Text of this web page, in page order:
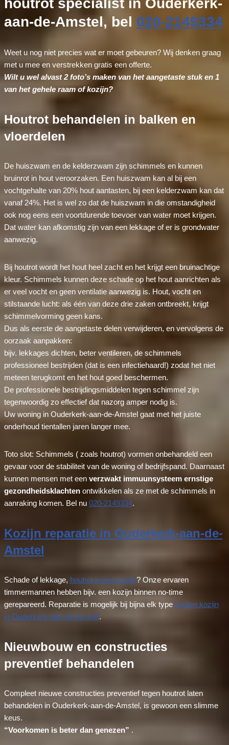
houtrot specialist in Ouderkerk-
aan-de-Amstel, bel 020-2149334
Weet u nog niet precies wat er moet gebeuren? Wij denken graag
met u mee en verstrekken gratis een offerte.
Wilt u wel alvast 2 foto’s maken van het aangetaste stuk en 1
van het gehele raam of kozijn?
Houtrot behandelen in balken en
vloerdelen
De huiszwam en de kelderzwam zijn schimmels en kunnen
bruinrot in hout veroorzaken. Een huiszwam kan al bij een
vochtgehalte van 20% hout aantasten, bij een kelderzwam kan dat
vanaf 24%. Het is wel zo dat de huiszwam in die omstandigheid
ook nog eens een voortdurende toevoer van water moet krijgen.
Dat water kan afkomstig zijn van een lekkage of er is grondwater
aanwezig.
Bij houtrot wordt het hout heel zacht en het krijgt een bruinachtige
kleur. Schimmels kunnen deze schade op het hout aanrichten als
er veel vocht en geen ventilatie aanwezig is. Hout, vocht en
stilstaande lucht: als één van deze drie zaken ontbreekt, krijgt
schimmelvorming geen kans.
Dus als eerste de aangetaste delen verwijderen, en vervolgens de
oorzaak aanpakken:
bijv. lekkages dichten, beter ventileren, de schimmels
professioneel bestrijden (dat is een infectiehaard!) zodat het niet
meteen terugkomt en het hout goed beschermen.
De professionele bestrijdingsmiddelen tegen schimmel zijn
tegenwoordig zo effectief dat nazorg amper nodig is.
Uw woning in Ouderkerk-aan-de-Amstel gaat met het juiste
onderhoud tientallen jaren langer mee.
Toto slot: Schimmels ( zoals houtrot) vormen onbehandeld een
gevaar voor de stabiliteit van de woning of bedrijfspand. Daarnaast
kunnen mensen met een verzwakt immuunsysteem ernstige
gezondheidsklachten ontwikkelen als ze met de schimmels in
aanraking komen. Bel nu 020-2149334.
Kozijn reparatie in Ouderkerk-aan-de-
Amstel
Schade of lekkage, houtrot in een kozijn? Onze ervaren
timmermannen hebben bijv. een kozijn binnen no-time
gerepareerd. Reparatie is mogelijk bij bijna elk type houten kozijn
in Ouderkerk-aan-de-Amstel.
Nieuwbouw en constructies
preventief behandelen
Compleet nieuwe constructies preventief tegen houtrot laten
behandelen in Ouderkerk-aan-de-Amstel, is gewoon een slimme
keus.
“Voorkomen is beter dan genezen” .